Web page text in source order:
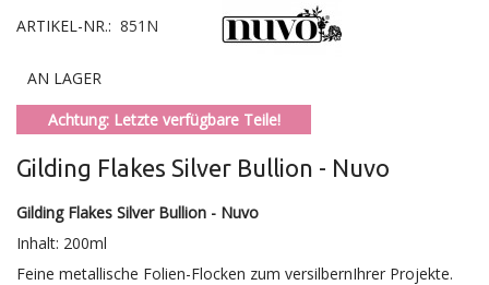
ARTIKEL-NR.: 851N
AN LAGER
Achtung: Letzte verfügbare Teile!
Gilding Flakes Silver Bullion - Nuvo
Gilding Flakes Silver Bullion - Nuvo
Inhalt: 200ml
Feine metallische Folien-Flocken zum versilbernIhrer Projekte.